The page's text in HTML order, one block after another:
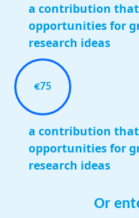
a contribution that
opportunities for
research ideas
€75
a contribution that
opportunities for
research ideas
Or